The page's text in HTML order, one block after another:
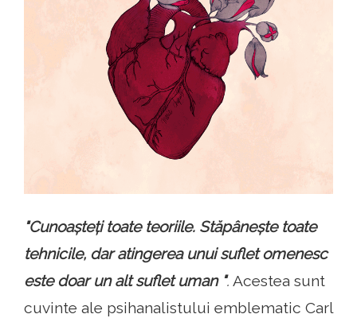
"Cunoașteți toate teoriile. Stăpânește toate
tehnicile, dar atingerea unui suflet omenesc
este doar un alt suflet uman ". Acestea sunt
cuvinte ale psihanalistului emblematic Carl